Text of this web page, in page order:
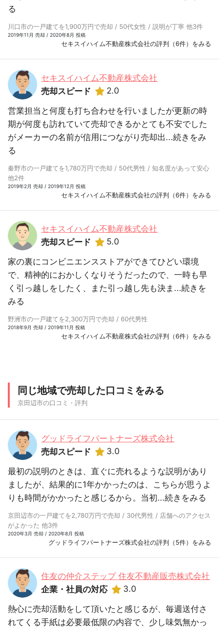
る
川口市の一戸建てを1,900万円で売却 / 50代女性 / 説明が丁寧 他3件
2019年11月 売却 / 2020年8月 投稿
セキスイハイム不動産株式会社の評判（6件）をみる
セキスイハイム不動産株式会社
売却スピード
2.0
営業担当と何度も打ち合わせを行いましたが更新の時
期が何度も訪れていて売却できるかとても不安でした
がメーカーの名前が信用につながり売却出...続きをみ
る
秦野市の一戸建てを1,780万円で売却 / 50代男性 / 知名度があって安心
他2件
2019年2月 売却 / 2019年12月 投稿
セキスイハイム不動産株式会社の評判（6件）をみる
セキスイハイム不動産株式会社
売却スピード
5.0
家の裏にコンビニエンスストアができてひどい環境
で、精神的におかしくなりそうだったので、一時も早
く引っ越しをしたく、また引っ越し先も決ま...続きを
みる
野洲市の一戸建てを2,300万円で売却 / 60代男性
2018年9月 売却 / 2019年11月 投稿
セキスイハイム不動産株式会社の評判（6件）をみる
同じ地域で売却した口コミをみる
京田辺市の口コミ・評判
グッドライフパートナーズ株式会社
売却スピード
3.0
最初の説明のときは、直ぐに売れるような説明があり
ましたが、結果的に1年かかったのは、こちらが思うよ
りも時間がかかったと感じるから。当初...続きをみる
京田辺市の一戸建てを2,780万円で売却 / 30代男性 / 店舗へのアクセス
がよかった 他3件
2020年3月 売却 / 2020年8月 投稿
グッドライフパートナーズ株式会社の評判（5件）をみる
住友の仲介ステップ 住友不動産販売株式会社
企業・社員の対応
3.0
熱心に売却活動をして頂いたと感じるが、毎週送付さ
れてくる手紙は必要最低限の内容で、少し味気無かっ